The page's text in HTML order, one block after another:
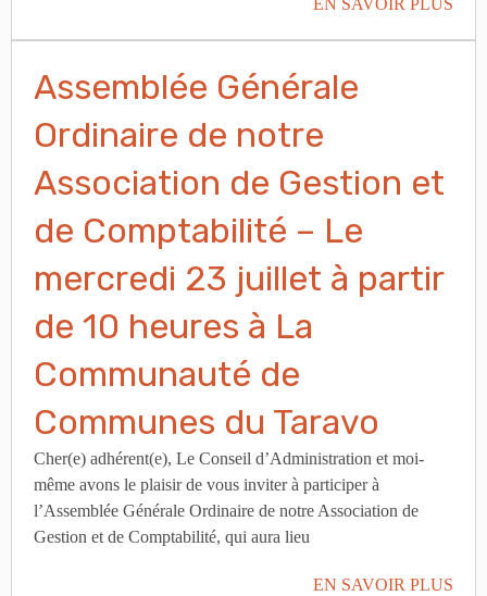
EN SAVOIR PLUS
Assemblée Générale
Ordinaire de notre
Association de Gestion et
de Comptabilité – Le
mercredi 23 juillet à partir
de 10 heures à La
Communauté de
Communes du Taravo
Cher(e) adhérent(e), Le Conseil d’Administration et moi-
même avons le plaisir de vous inviter à participer à
l’Assemblée Générale Ordinaire de notre Association de
Gestion et de Comptabilité, qui aura lieu
EN SAVOIR PLUS